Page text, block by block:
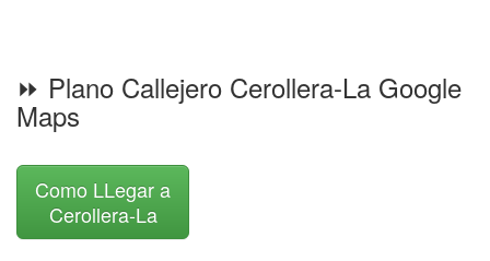
⏩ Plano Callejero Cerollera-La Google
Maps
Como LLegar a
Cerollera-La